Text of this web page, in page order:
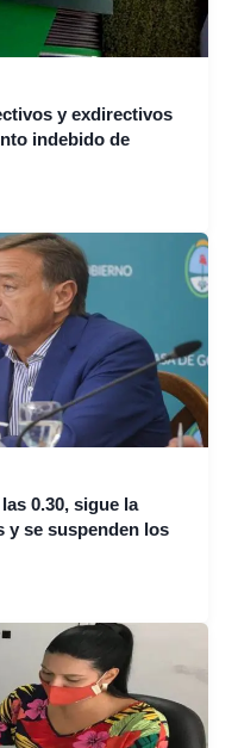
y exdirectivos
indebido de
0.30, sigue la
y se suspenden los